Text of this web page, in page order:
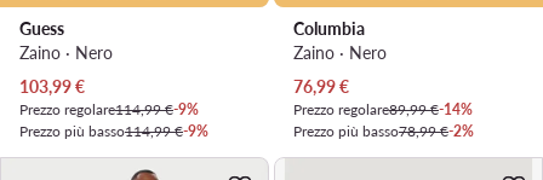
Guess
Zaino · Nero
Prezzo attuale
103,99€
Prezzo regolare114,99 €-9%
Prezzo più basso114,99 €-9%
Columbia
Zaino · Nero
Prezzo attuale
76,99€
Prezzo regolare89,99 €-14%
Prezzo più basso78,99 €-2%